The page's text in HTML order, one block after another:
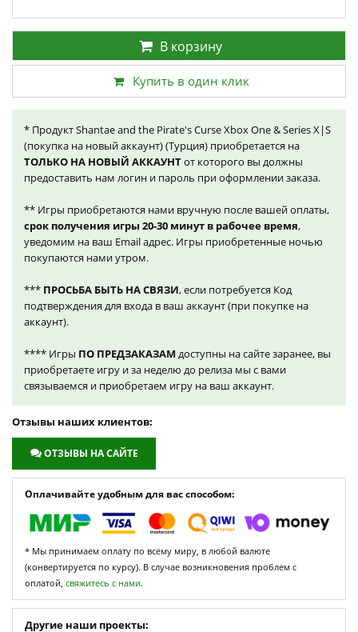
В корзину
Купить в один клик
* Продукт Shantae and the Pirate's Curse Xbox One & Series X|S
(покупка на новый аккаунт) (Турция) приобретается на
ТОЛЬКО НА НОВЫЙ АККАУНТот которого вы должны
предоставить нам логин и пароль при оформлении заказа.
** Игры приобретаются нами вручную после вашей оплаты,
срок получения игры 20-30 минут в рабочее время,
уведомим на ваш Email адрес. Игры приобретенные ночью
покупаются нами утром.
*** ПРОСЬБА БЫТЬ НА СВЯЗИ, если потребуется Код
подтверждения для входа в ваш аккаунт (при покупке на
аккаунт).
**** Игры ПО ПРЕДЗАКАЗАМ доступны на сайте заранее, вы
приобретаете игру и за неделю до релиза мы с вами
связываемся и приобретаем игру на ваш аккаунт.
Отзывы наших клиентов:
ОТЗЫВЫ НА САЙТЕ
Оплачивайте удобным для вас способом:
* Мы принимаем оплату по всему миру, в любой валюте
(конвертируется по курсу). В случае возникновения проблем с
оплатой, свяжитесь с нами.
Другие наши проекты: